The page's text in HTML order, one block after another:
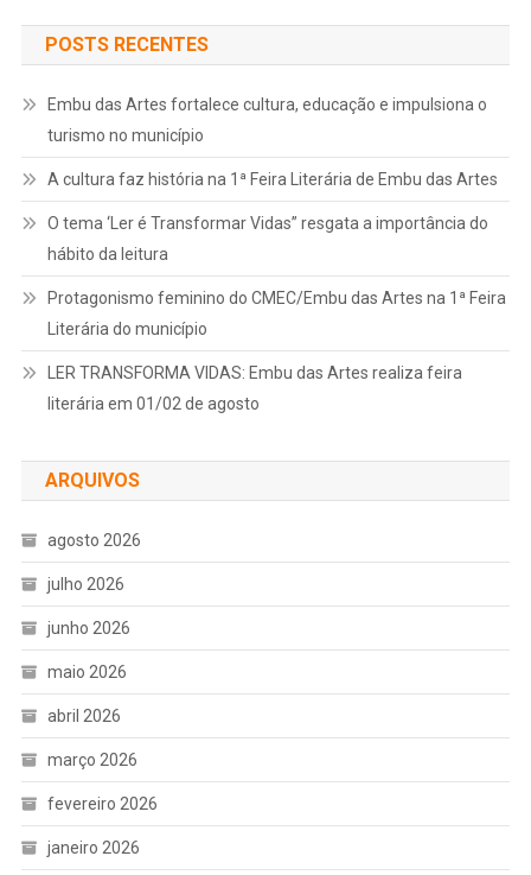
POSTS RECENTES
Embu das Artes fortalece cultura, educação e impulsiona o
turismo no município
A cultura faz história na 1ª Feira Literária de Embu das Artes
O tema ‘Ler é Transformar Vidas” resgata a importância do
hábito da leitura
Protagonismo feminino do CMEC/Embu das Artes na 1ª Feira
Literária do município
LER TRANSFORMA VIDAS: Embu das Artes realiza feira
literária em 01/02 de agosto
ARQUIVOS
agosto 2026
julho 2026
junho 2026
maio 2026
abril 2026
março 2026
fevereiro 2026
janeiro 2026